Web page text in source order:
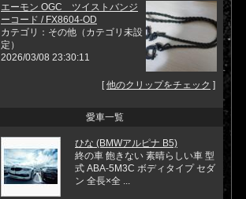
エーモン OGC ツイストバンジ
ーコード / FX8604-OD
カテゴリ：その他（カテゴリ未設
定）
2026/03/08 23:30:11
[他のクリップをチェック ]
愛車一覧
ひな (BMWアルピナ B5)
終の車 飽きない 素晴らしい車 型
式 ABA-5M3C ボディタイプ セダ
ン 全長×全 ...